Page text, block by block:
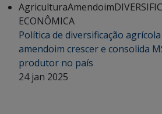
AgriculturaAmendoim
ECONÔMICA
Política de diversificação
amendoim crescer e consolida
produtor no país
24 jan 2025